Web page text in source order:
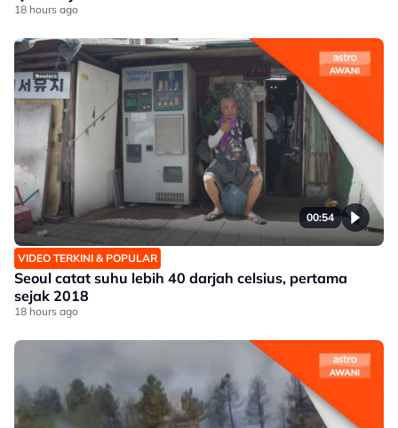
18 hours ago
00:54
VIDEO TERKINI & POPULAR
Seoul catat suhu lebih 40 darjah celsius, pertama
sejak 2018
18 hours ago